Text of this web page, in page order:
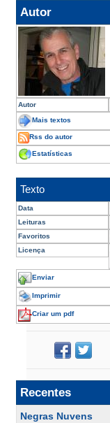
Autor
Autor
Mais textos
Rss do autor
Estatísticas
Texto
Data
Leituras
Favoritos
Licença
Enviar
Imprimir
Criar um pdf
Recentes
Negras Nuvens